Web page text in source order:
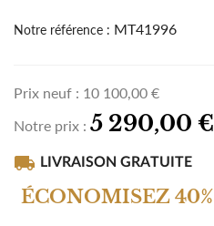
Notre référence : MT41996
Prix neuf : 10 100,00 €
Notre prix : 5 290,00 €
local_shipping LIVRAISON GRATUITE
ÉCONOMISEZ 40%